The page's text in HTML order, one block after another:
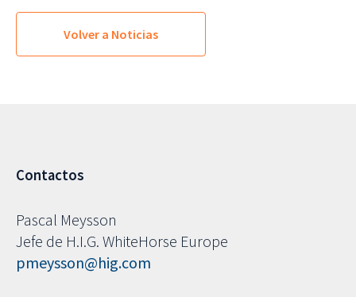
Volver a Noticias
Contactos
Pascal Meysson
Jefe de H.I.G. WhiteHorse Europe
pmeysson@hig.com